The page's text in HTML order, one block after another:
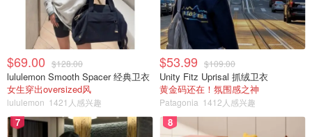
$69.00 $128.00
lululemon Smooth Spacer 经典卫衣
女生穿出oversized风
lululemon 1421人感兴趣
$53.99 $109.00
Unity Fitz Uprisal 抓绒卫衣
黄金码还在！氛围感之神
Patagonia 1412人感兴趣
7 8